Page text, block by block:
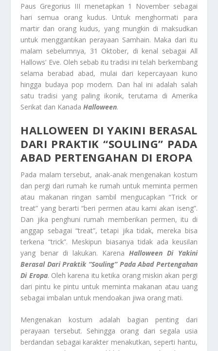
Paus Gregorius III menetapkan 1 November sebagai
hari semua orang kudus. Untuk menghormati para
martir dan orang kudus, yang mungkin di maksudkan
untuk menggantikan perayaan Samhain. Maka dari itu
malam sebelumnya, 31 Oktober, di kenal sebagai All
Hallows’ Eve. Oleh sebab itu tradisi ini telah berkembang
selama berabad abad, mulai dari kepercayaan kuno
hingga budaya pop modern. Dan hal ini adalah salah
satu tradisi yang paling ikonik, terutama di Amerika
Serikat dan Kanada Halloween.
HALLOWEEN DI YAKINI BERASAL
DARI PRAKTIK “SOULING” PADA
ABAD PERTENGAHAN DI EROPA
Pada malam tersebut, anak-anak mengenakan kostum
dan pergi dari rumah ke rumah untuk meminta permen
atau makanan ringan sambil mengucapkan “Trick or
treat” yang berarti “beri permen atau kami akan iseng”.
Dan jika penghuni rumah memberikan permen, itu di
anggap sebagai “treat”, tetapi jika tidak, mereka bisa
terkena “trick”. Meskipun biasanya tidak ada keusilan
yang benar di lakukan. KarenaHalloween Di Yakini
Berasal Dari Praktik “Souling” Pada Abad Pertengahan
Di Eropa. Oleh karena itu ketika orang miskin akan pergi
dari pintu ke pintu untuk meminta makanan atau uang
sebagai imbalan untuk mendoakan jiwa orang mati.
Mengenakan kostum adalah bagian penting dari
perayaan tersebut. Sehingga orang dari segala usia
berdandan sebagai karakter menakutkan, seperti hantu,